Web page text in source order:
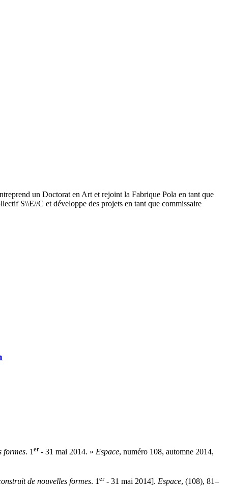
un Doctorat en Art et rejoint la Fabrique Pola en tant que
S\\E//C et développe des projets en tant que commissaire
formes. 1 er- 31 mai 2014. » Espace, numéro 108, automne 2014,
de nouvelles formes. 1er- 31 mai 2014]. Espace, (108), 81–